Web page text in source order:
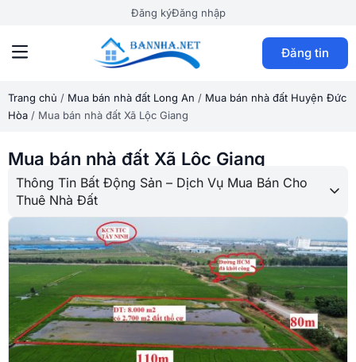
Đăng kýĐăng nhập
Đăng tin
Trang chủ / Mua bán nhà đất Long An / Mua bán nhà đất Huyện Đức
Hòa / Mua bán nhà đất Xã Lộc Giang
Mua bán nhà đất Xã Lộc Giang
Thông Tin Bất Động Sản – Dịch Vụ Mua Bán Cho
Thuê Nhà Đất